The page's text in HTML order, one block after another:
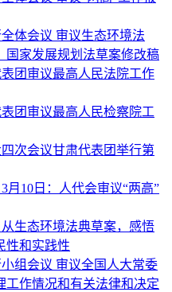
体会议 审议生态环境法
国家发展规划法草案修改稿
团审议最高人民法院工作
团审议最高人民检察院工
次会议甘肃代表团举行第
月10日：人代会审议“两高”
生态环境法典草案，感悟
性和实践性
组会议 审议全国人大常委
工作情况和有关法律和决定